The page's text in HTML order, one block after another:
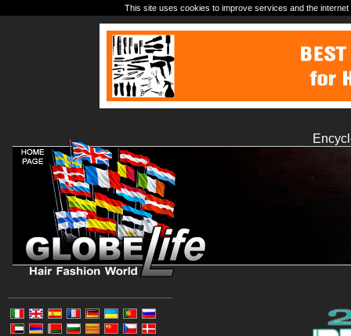
This site uses cookies to improve services and the